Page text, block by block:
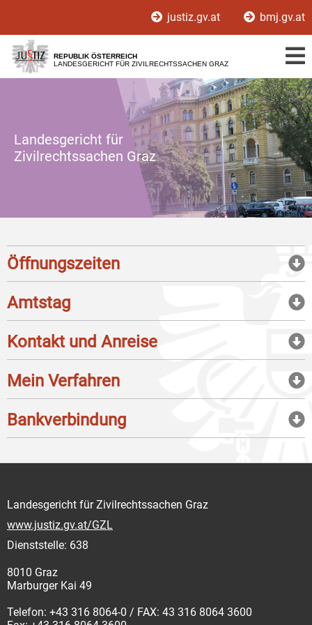
[1]
[2]
justiz.gv.at bmj.gv.at
REPUBLIK ÖSTERREICH
LANDESGERICHT FÜR ZIVILRECHTSSACHEN GRAZ
Landesgericht für
Zivilrechtssachen Graz
Öffnungszeiten
Amtstag
Kontakt und Anreise
Mein Verfahren
Bankverbindung
Landesgericht für Zivilrechtssachen Graz
www.justiz.gv.at/GZL
Dienststelle: 638
8010 Graz
Marburger Kai 49
Telefon: +43 316 8064-0 / FAX: 43 316 8064 3600